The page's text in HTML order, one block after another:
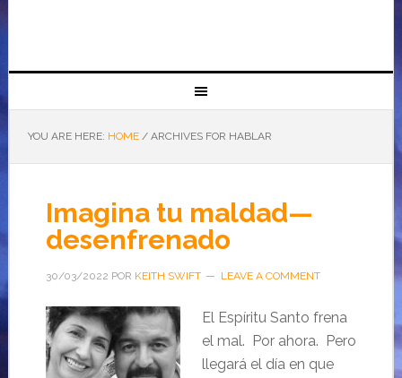
YOU ARE HERE: HOME /ARCHIVES FOR HABLAR
Imagina tu maldad—
desenfrenado
30/03/2022 POR KEITH SWIFT LEAVE A COMMENT
El Espíritu Santo frena
el mal. Por ahora. Pero
llegará el día en que